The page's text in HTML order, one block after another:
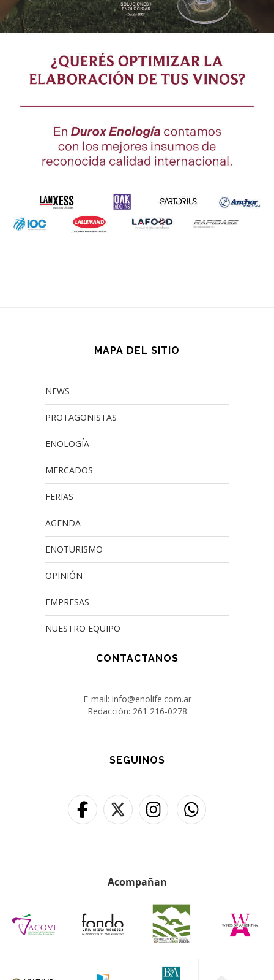
MAPA DEL SITIO
NEWS
PROTAGONISTAS
ENOLOGÍA
MERCADOS
FERIAS
AGENDA
ENOTURISMO
OPINIÓN
EMPRESAS
NUESTRO EQUIPO
CONTACTANOS
E-mail: info@enolife.com.ar
Redacción: 261 216-0278
SEGUINOS
Acompañan